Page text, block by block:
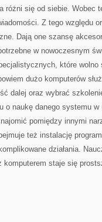
różni się od siebie. Wobec
Z tego względu
Dają one szansę
w nowoczesnym
które wolno
dużo komputerów
dalej oraz wybrać
o naukę danego systemu
pomiędzy innymi
też instalację
działania.
komputerem staje się